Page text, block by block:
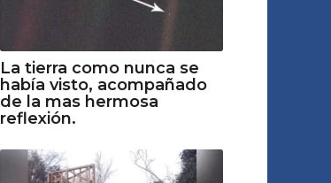
La tierra como nunca se
había visto, acompañado
de la mas hermosa
reflexión.